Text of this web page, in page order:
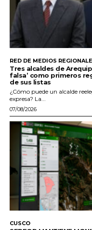
RED DE MEDIOS
Tres alcaldes de
falsa’ como primeros
de sus listas
¿Cómo puede un alcalde
expresa? La...
07/08/2026
CUSCO